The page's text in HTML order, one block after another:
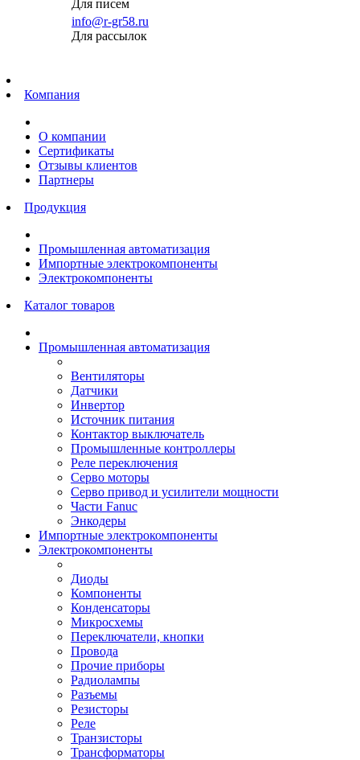
Для писем
info@r-gr58.ru
Для рассылок
Компания
О компании
Сертификаты
Отзывы клиентов
Партнеры
Продукция
Промышленная автоматизация
Импортные электрокомпоненты
Электрокомпоненты
Каталог товаров
Промышленная автоматизация
Вентиляторы
Датчики
Инвертор
Источник питания
Контактор выключатель
Промышленные контроллеры
Реле переключения
Серво моторы
Серво привод и усилители мощности
Части Fanuc
Энкодеры
Импортные электрокомпоненты
Электрокомпоненты
Диоды
Компоненты
Конденсаторы
Микросхемы
Переключатели, кнопки
Провода
Прочие приборы
Радиолампы
Разъемы
Резисторы
Реле
Транзисторы
Трансформаторы